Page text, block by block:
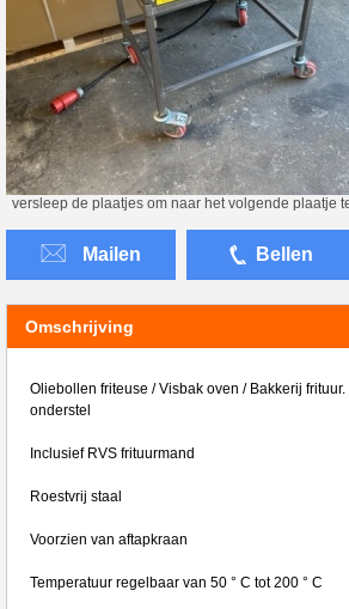
versleep de plaatjes om naar het volgende plaatje
Mailen Bellen
Omschrijving
Oliebollen friteuse / Visbak oven / Bakkerij
onderstel
Inclusief RVS frituurmand
Roestvrij staal
Voorzien van aftapkraan
Temperatuur regelbaar van 50 ° C tot 200 ° C